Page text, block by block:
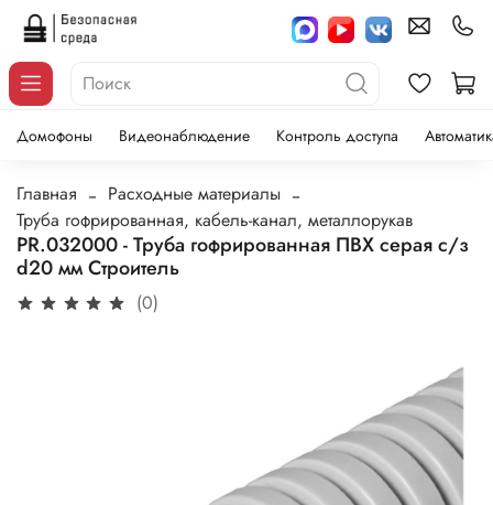
Домофоны Видеонаблюдение Контроль доступа
Главная
Расходные материалы
Труба гофрированная, кабель-канал, металлорукав
PR.032000 - Труба гофрированная ПВХ серая с/з
d20 мм Строитель
(0)